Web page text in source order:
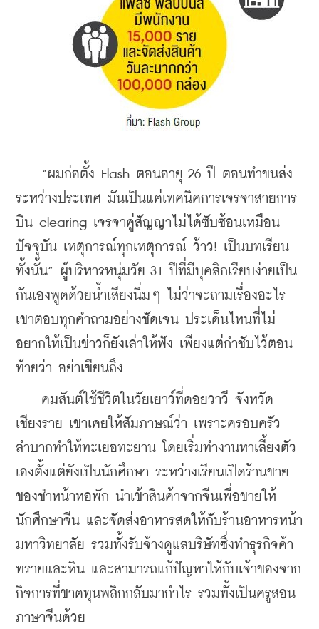
“ผมก่อตั้ง Flash ตอนอายุ 26 ปี ตอนทำขนส่ง
ระหว่างประเทศ มันเป็นแค่เทคนิคการเจรจาสายการ
บิน clearing เจรจาคู่สัญญาไม่ได้ซับซ้อนเหมือน
ปัจจุบัน เหตุการณ์ทุกเหตุการณ์ ว้าว! เป็นบทเรียน
ทั้งนั้น” ผู้บริหารหนุ่มวัย 31 ปีที่มีบุคลิกเรียบง่ายเป็น
กันเองพูดด้วยน้ำเสียงนิ่มๆ ไม่ว่าจะถามเรื่องอะไร
เขาตอบทุกคำถามอย่างชัดเจน ประเด็นไหนที่ไม่
อยากให้เป็นข่าวก็ยังเล่าให้ฟัง เพียงแต่กำชับไว้ตอน
ท้ายว่า อย่าเขียนถึง
คมสันต์ใช้ชีวิตในวัยเยาว์ที่ดอยวาวี จังหวัด
เชียงราย เขาเคยให้สัมภาษณ์ว่า เพราะครอบครัว
ลำบากทำให้ทะเยอทะยาน โดยเริ่มทำงานหาเลี้ยงตัว
เองตั้งแต่ยังเป็นนักศึกษา ระหว่างเรียนเปิดร้านขาย
ของชำหน้าหอพัก นำเข้าสินค้าจากจีนเพื่อขายให้
นักศึกษาจีน และจัดส่งอาหารสดให้กับร้านอาหารหน้า
มหาวิทยาลัย รวมทั้งรับจ้างดูแลบริษัทซึ่งทำธุรกิจค้า
ทรายและหิน และสามารถแก้ปัญหาให้กับเจ้าของจาก
กิจการที่ขาดทุนพลิกกลับมากำไร รวมทั้งเป็นครูสอน
ภาษาจีนด้วย